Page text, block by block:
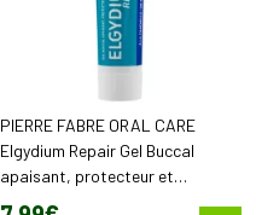
PIERRE FABRE ORAL CARE
Elgydium Repair Gel Buccal
apaisant, protecteur et
réparateur (15 ml)